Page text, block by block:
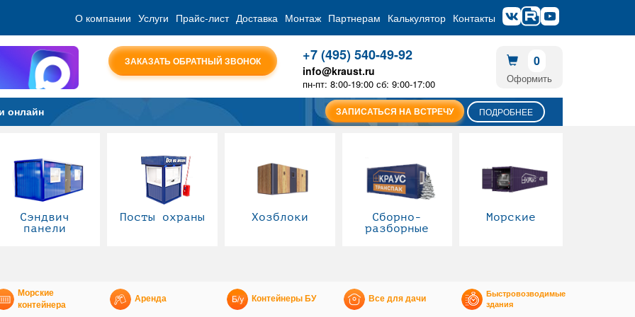
О компании Услуги Прайс-лист Доставка Монтаж Партнерам Калькулятор Контакты
ЗАКАЗАТЬ ОБРАТНЫЙ ЗВОНОК +7 (495) 540-49-92
info@kraust.ru
пн-пт: 8:00-19:00 сб: 9:00-17:00
0
Оформить
онлайн ЗАПИСАТЬСЯ НА ВСТРЕЧУ ПОДРОБНЕЕ
Сэндвич
панели
Посты охраны Хозблоки
Сборно-
разборные
Морские
Морские
контейнера
Аренда Контейнеры БУ Все для дачи
Быстровозводимые
здания